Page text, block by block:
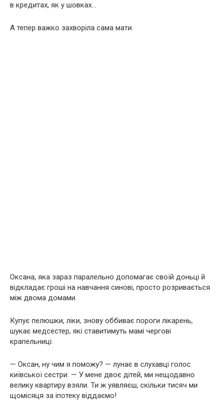
в кредитах, як у шовках…
А тепер важко захворіла сама мати.
Оксана, яка зараз паралельно допомагає своїй доньці й
відкладає гроші на навчання синові, просто розривається
між двома домами.
Купує пелюшки, ліки, знову оббиває пороги лікарень,
шукає медсестер, які ставитимуть мамі чергові
крапельниці.
— Оксан, ну чим я поможу? — лунає в слухавці голос
київської сестри. — У мене двоє дітей, ми нещодавно
велику квартиру взяли. Ти ж уявляєш, скільки тисяч ми
щомісяця за іпотеку віддаємо!